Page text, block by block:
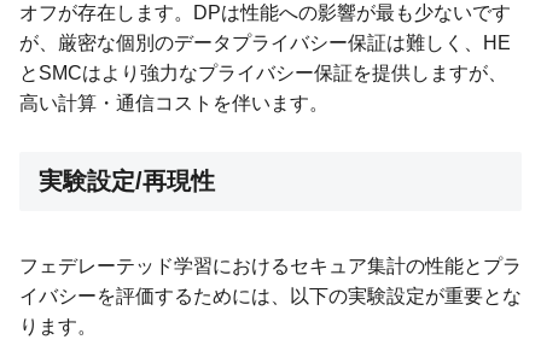
オフが存在します。DPは性能への影響が最も少ないです
が、厳密な個別のデータプライバシー保証は難しく、HE
とSMCはより強力なプライバシー保証を提供しますが、
高い計算・通信コストを伴います。
実験設定/再現性
フェデレーテッド学習におけるセキュア集計の性能とプラ
イバシーを評価するためには、以下の実験設定が重要とな
ります。